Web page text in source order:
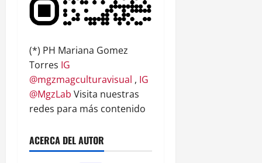
(*) PH Mariana Gomez
Torres IG
@mgzmagculturavisual , IG
@MgzLab Visita nuestras
redes para más contenido
ACERCA DEL AUTOR